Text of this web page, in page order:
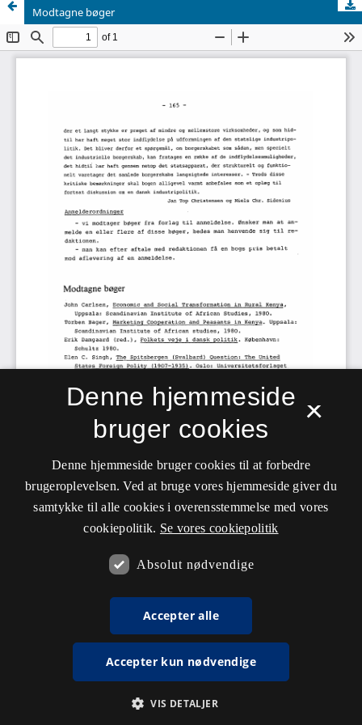
Modtagne bøger
×
Denne hjemmeside
bruger cookies
Denne hjemmeside bruger cookies til at forbedre
brugeroplevelsen. Ved at bruge vores hjemmeside giver du
samtykke til alle cookies i overensstemmelse med vores
cookiepolitik. Se vores cookiepolitik
Absolut nødvendige
Accepter alle
Accepter kun nødvendige
VIS DETALJER